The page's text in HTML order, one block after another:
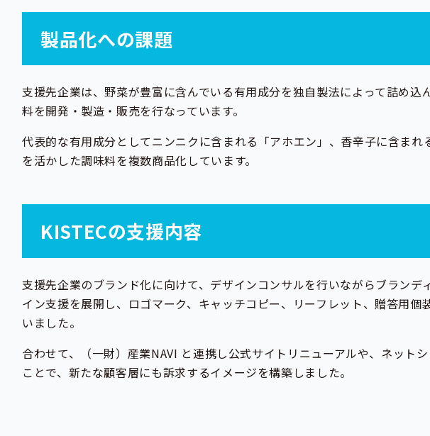
製品化への課題
支援先企業は、野菜が豊富に含んでいる有用成分を独自製法によって詰め込
料を開発・製造・販売を行なっています。
代表的な有用成分としてニンニクに含まれる「アホエン」、香辛子に含まれ
を活かした調味料を複数商品化しています。
KISTECの支援内容
支援先企業のブランド化に向けて、デザインコンサルを行いながらブランデ
イン支援を展開し、ロゴマーク、キャッチコピー、リーフレット、贈答用個
いました。
合わせて、（一財）産業NAVI と連携し公式サイトリニューアルや、ネット
ことで、新たな顧客層にも訴求するイメージを構築しました。